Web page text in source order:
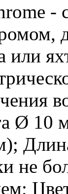
-
или
Ø 10
не